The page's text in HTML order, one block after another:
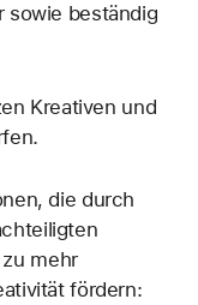
sowie beständig
Kreativen und
die durch
mehr
fördern: